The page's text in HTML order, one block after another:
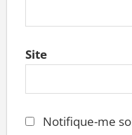
Site
Notifique-me